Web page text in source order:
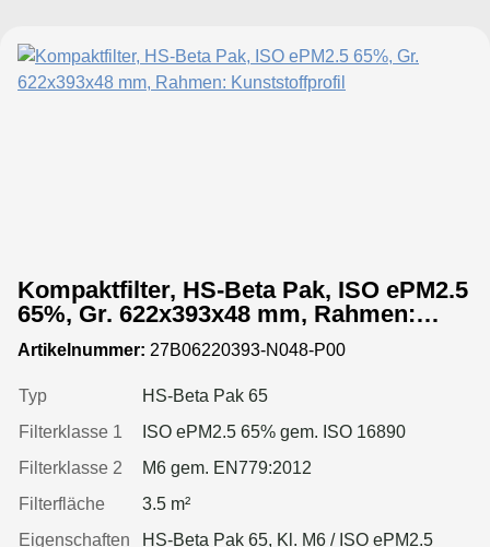
Kompaktfilter, HS-Beta Pak, ISO ePM2.5
65%, Gr. 622x393x48 mm, Rahmen:
Kunststoffprofil
Artikelnummer: 27B06220393-N048-P00
Typ
HS-Beta Pak 65
Filterklasse 1
ISO ePM2.5 65% gem. ISO 16890
Filterklasse 2
M6 gem. EN779:2012
Filterfläche
3.5 m²
Eigenschaften
HS-Beta Pak 65, Kl. M6 / ISO ePM2.5